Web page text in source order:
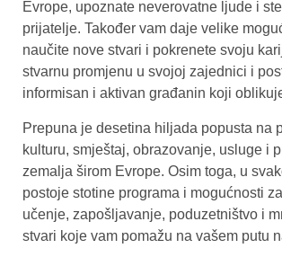
Evrope, upoznate neverovatne ljude i
prijatelje. Također vam daje velike
naučite nove stvari i pokrenete svoju
stvarnu promjenu u svojoj zajednici i
informisan i aktivan građanin koji
Prepuna je desetina hiljada popusta na
kulturu, smještaj, obrazovanje, usluge i
zemalja širom Evrope. Osim toga, u
postoje stotine programa i mogućnosti
učenje, zapošljavanje, poduzetništvo i
stvari koje vam pomažu na vašem putu